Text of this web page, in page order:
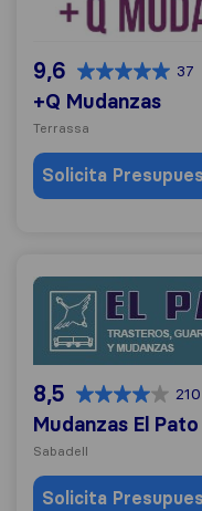
9,6 37
+Q Mudanzas
Terrassa
Solicita
Mudanzas El Pato
8,5 210
Mudanzas El Pato
Sabadell
Solicita